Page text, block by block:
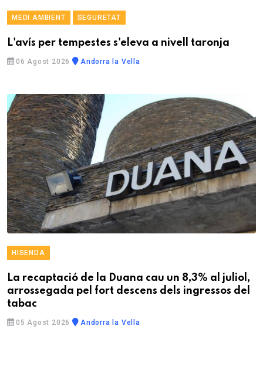
MEDI AMBIENT SEGURETAT
L'avís per tempestes s'eleva a nivell taronja
06 Agost 2026 Andorra la Vella
HISENDA
La recaptació de la Duana cau un 8,3% al juliol,
arrossegada pel fort descens dels ingressos del
tabac
05 Agost 2026 Andorra la Vella